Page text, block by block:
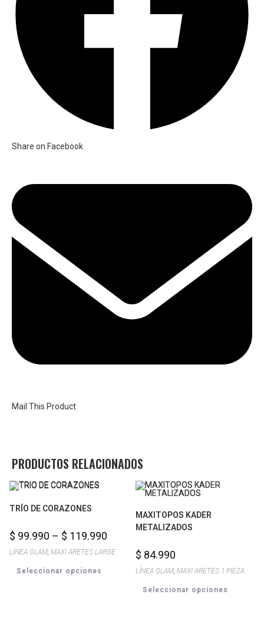
Share on Facebook
Mail This Product
PRODUCTOS RELACIONADOS
TRÍO DE CORAZONES
$ 99.990 – $ 119.990
LÍNEA GLAM ,MAXI ARETES LARGE
Seleccionar opciones
MAXITOPOS KADER
METALIZADOS
$ 84.990
LÍNEA GLAM,MAXI ARETES 1 PIEZA
Seleccionar opciones